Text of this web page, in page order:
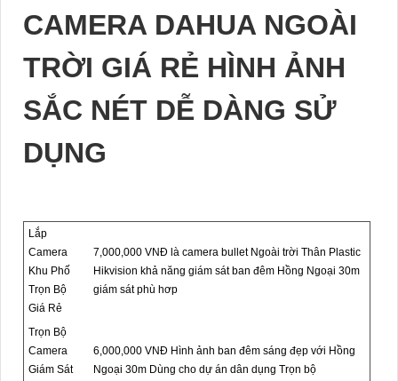
CAMERA DAHUA NGOÀI
TRỜI GIÁ RẺ HÌNH ẢNH
SẮC NÉT DỄ DÀNG SỬ
DỤNG
Lắp
Camera
Khu Phố
Trọn Bộ
Giá Rẻ
7,000,000 VNĐ là camera bullet Ngoài trời Thân Plastic
Hikvision khả năng giám sát ban đêm Hồng Ngoại 30m
giám sát phù hơp
Trọn Bộ
Camera
Giám Sát
6,000,000 VNĐ Hình ảnh ban đêm sáng đẹp với Hồng
Ngoại 30m Dùng cho dự án dân dụng Trọn bộ